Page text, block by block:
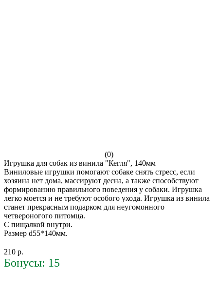
(0)
Игрушка для собак из винила "Кегля", 140мм
Виниловые игрушки помогают собаке снять стресс, если
хозяина нет дома, массируют десна, а также способствуют
формированию правильного поведения у собаки. Игрушка
легко моется и не требуют особого ухода. Игрушка из винила
станет прекрасным подарком для неугомонного
четвероногого питомца.
С пищалкой внутри.
Размер d55*140мм.
210 р.
Бонусы: 15